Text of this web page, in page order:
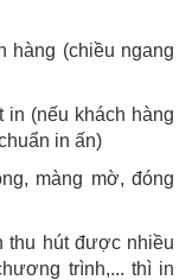
hàng (chiều ngang
in (nếu khách hàng
in ấn)
màng mờ, đóng
thu hút được nhiều
trình,... thì in